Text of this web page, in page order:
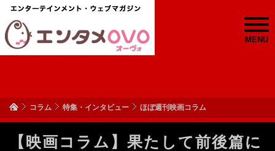
MENU
コラム 特集・インタビュー ほぼ週刊映画コラム
【映画コラム】果たして前後篇に